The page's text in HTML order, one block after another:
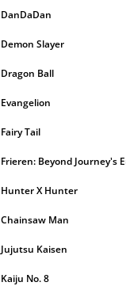
DanDaDan
Demon Slayer
Dragon Ball
Evangelion
Fairy Tail
Frieren: Beyond Journey's
Hunter X Hunter
Chainsaw Man
Jujutsu Kaisen
Kaiju No. 8